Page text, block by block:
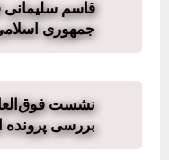
قاسم سلیمانی
جمهوری
نشست
بررسی پرونده